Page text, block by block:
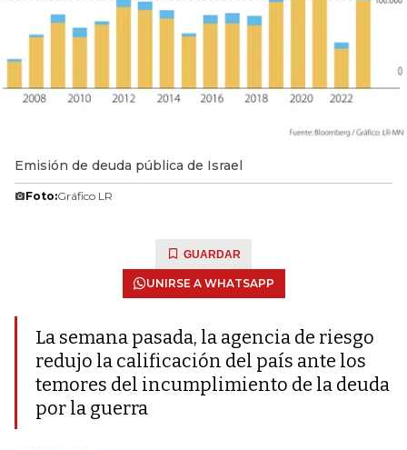
Emisión de deuda pública de Israel
Foto:Gráfico LR
GUARDAR
UNIRSE A WHATSAPP
La semana pasada, la agencia de riesgo
redujo la calificación del país ante los
temores del incumplimiento de la deuda
por la guerra